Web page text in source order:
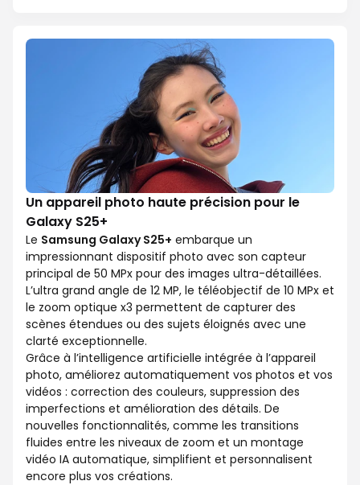
Un appareil photo haute précision pour le
Galaxy S25+
Le Samsung Galaxy S25+ embarque un
impressionnant dispositif photo avec son capteur
principal de 50 MPx pour des images ultra-détaillées.
L’ultra grand angle de 12 MP, le téléobjectif de 10 MPx et
le zoom optique x3 permettent de capturer des
scènes étendues ou des sujets éloignés avec une
clarté exceptionnelle.
Grâce à l’intelligence artificielle intégrée à l’appareil
photo, améliorez automatiquement vos photos et vos
vidéos : correction des couleurs, suppression des
imperfections et amélioration des détails. De
nouvelles fonctionnalités, comme les transitions
fluides entre les niveaux de zoom et un montage
vidéo IA automatique, simplifient et personnalisent
encore plus vos créations.